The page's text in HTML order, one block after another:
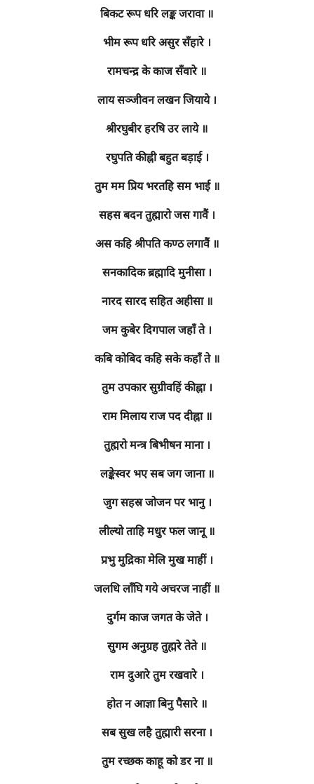
बिकट रूप धरि लङ्क जरावा ॥
भीम रूप धरि असुर सँहारे ।
रामचन्द्र के काज सँवारे ॥
लाय सञ्जीवन लखन जियाये ।
श्रीरघुबीर हरषि उर लाये ॥
रघुपति कीह्नी बहुत बड़ाई ।
तुम मम प्रिय भरतहि सम भाई ॥
सहस बदन तुह्मारो जस गावैं ।
अस कहि श्रीपति कण्ठ लगावैं ॥
सनकादिक ब्रह्मादि मुनीसा ।
नारद सारद सहित अहीसा ॥
जम कुबेर दिगपाल जहाँ ते ।
कबि कोबिद कहि सके कहाँ ते ॥
तुम उपकार सुग्रीवहिं कीह्ना ।
राम मिलाय राज पद दीह्ना ॥
तुह्मरो मन्त्र बिभीषन माना ।
लङ्केस्वर भए सब जग जाना ॥
जुग सहस्र जोजन पर भानु ।
लील्यो ताहि मधुर फल जानू ॥
प्रभु मुद्रिका मेलि मुख माहीं ।
जलधि लाँघि गये अचरज नाहीं ॥
दुर्गम काज जगत के जेते ।
सुगम अनुग्रह तुह्मरे तेते ॥
राम दुआरे तुम रखवारे ।
होत न आज्ञा बिनु पैसारे ॥
सब सुख लहै तुह्मारी सरना ।
तुम रच्छक काहू को डर ना ॥